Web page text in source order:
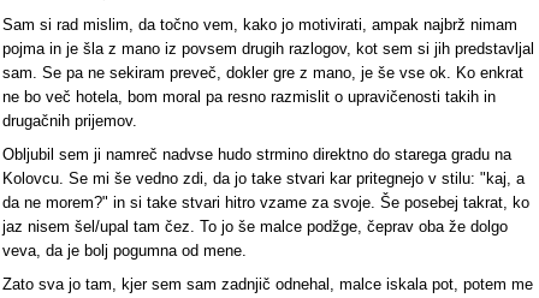
Sam si rad mislim, da točno vem, kako jo motivirati, ampak najbrž nimam
pojma in je šla z mano iz povsem drugih razlogov, kot sem si jih predstavljal
sam. Se pa ne sekiram preveč, dokler gre z mano, je še vse ok. Ko enkrat
ne bo več hotela, bom moral pa resno razmislit o upravičenosti takih in
drugačnih prijemov.
Obljubil sem ji namreč nadvse hudo strmino direktno do starega gradu na
Kolovcu. Se mi še vedno zdi, da jo take stvari kar pritegnejo v stilu: "kaj, a
da ne morem?" in si take stvari hitro vzame za svoje. Še posebej takrat, ko
jaz nisem šel/upal tam čez. To jo še malce podžge, čeprav oba že dolgo
veva, da je bolj pogumna od mene.
Zato sva jo tam, kjer sem sam zadnjič odnehal, malce iskala pot, potem me